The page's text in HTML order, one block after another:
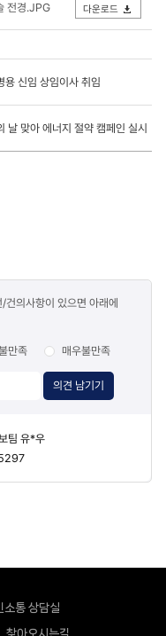
전경.JPG
다운로드
용 신임 상임이사 취임
날 맞아 에너지 절약 캠페인 실시
의사항이 있으면 아래에
만족 매우불만족
의견 남기기
팀 유*우
소통 상담실
찾아오시는길